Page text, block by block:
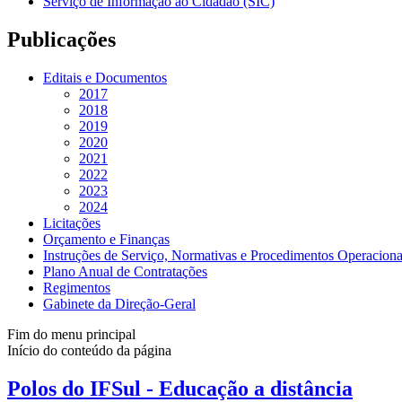
Publicações
Editais e Documentos
2017
2018
2019
2020
2021
2022
2023
2024
Licitações
Orçamento e Finanças
Instruções de Serviço, Normativas e Procedimentos
Plano Anual de Contratações
Regimentos
Gabinete da Direção-Geral
Fim do menu principal
Início do conteúdo da página
Polos do IFSul - Educação a distância